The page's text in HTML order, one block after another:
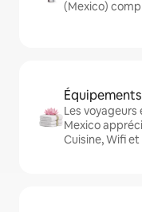
(Mexico)
Les
Mexico
Cuisine, Wifi et